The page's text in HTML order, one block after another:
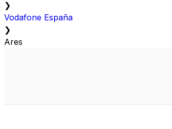
❯
Vodafone España
❯
Ares